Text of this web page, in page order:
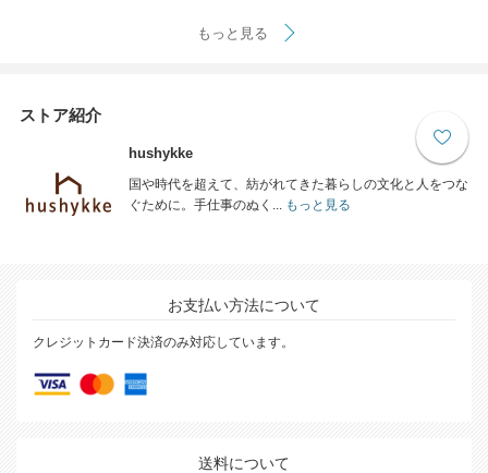
もっと見る
ストア紹介
hushykke
国や時代を超えて、紡がれてきた暮らしの文化と人をつな
ぐために。手仕事のぬく...もっと見る
お支払い方法について
クレジットカード決済のみ対応しています。
送料について